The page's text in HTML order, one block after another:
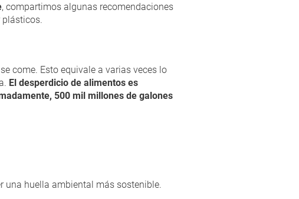
, compartimos algunas recomendaciones
plásticos.
come. Esto equivale a varias veces lo
El desperdicio de alimentos es
500 mil millones de galones
una huella ambiental más sostenible.